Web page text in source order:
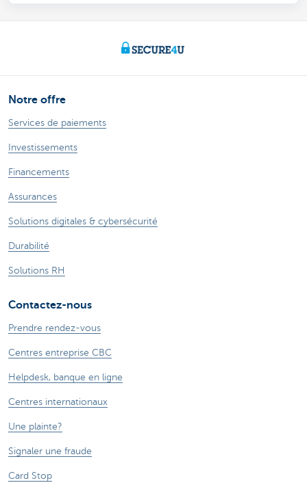
Notre offre
Services de paiements
Investissements
Financements
Assurances
Solutions digitales & cybersécurité
Durabilité
Solutions RH
Contactez-nous
Prendre rendez-vous
Centres entreprise CBC
Helpdesk, banque en ligne
Centres internationaux
Une plainte?
Signaler une fraude
Card Stop